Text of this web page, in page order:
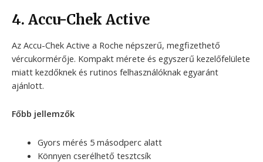
4. Accu-Chek Active
Az Accu-Chek Active a Roche népszerű, megfizethető
vércukormérője. Kompakt mérete és egyszerű kezelőfelülete
miatt kezdőknek és rutinos felhasználóknak egyaránt
ajánlott.
Főbb jellemzők
Gyors mérés 5 másodperc alatt
Könnyen cserélhető tesztcsík